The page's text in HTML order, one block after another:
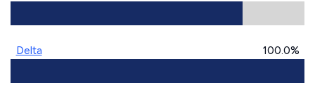
Delta 100.0%